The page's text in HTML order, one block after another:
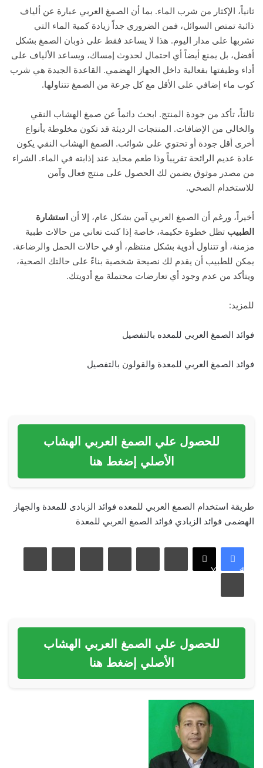
ثانياً، الإكثار من شرب الماء. بما أن الصمغ العربي عبارة عن ألياف
ذائبة تمتص السوائل، فمن الضروري جداً زيادة كمية الماء التي
تشربها على مدار اليوم. هذا لا يساعد فقط على ذوبان الصمغ بشكل
أفضل، بل يمنع أيضاً أي احتمال لحدوث إمساك، ويساعد الألياف على
أداء وظيفتها بفعالية داخل الجهاز الهضمي. القاعدة الجيدة هي شرب
كوب ماء إضافي على الأقل مع كل جرعة من الصمغ تتناولها.
ثالثاً، تأكد من جودة المنتج. ابحث دائماً عن صمغ الهشاب النقي
والخالي من الإضافات. المنتجات الرديئة قد تكون مخلوطة بأنواع
أخرى أقل جودة أو تحتوي على شوائب. الصمغ الهشاب النقي يكون
عادة عديم الرائحة تقريباً وذا طعم محايد عند إذابته في الماء. الشراء
من مصدر موثوق يضمن لك الحصول على منتج فعال وآمن
للاستخدام الصحي.
أخيراً، ورغم أن الصمغ العربي آمن بشكل عام، إلا أن استشارة
الطبيب تظل خطوة حكيمة، خاصة إذا كنت تعاني من حالات طبية
مزمنة، أو تتناول أدوية بشكل منتظم، أو في حالات الحمل والرضاعة.
يمكن للطبيب أن يقدم لك نصيحة شخصية بناءً على حالتك الصحية،
ويتأكد من عدم وجود أي تعارضات محتملة مع أدويتك.
للمزيد:
فوائد الصمغ العربي للمعده بالتفصيل
فوائد الصمغ العربي للمعدة والقولون بالتفصيل
للحصول علي الصمغ العربي الهشاب
الأصلي إضغط هنا
طريقة استخدام الصمغ العربي للمعده فوائد الزبادى للمعدة والجهاز
الهضمى فوائد الزبادي فوائد الصمغ العربي للمعدة
فيسبوك
X
لينكدإن بينتيريست
مشاركة عبر البريد
طباعة
للحصول علي الصمغ العربي الهشاب
الأصلي إضغط هنا